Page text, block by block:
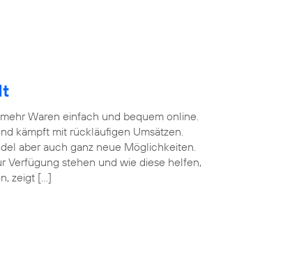
Waren einfach und bequem online.
kämpft mit rückläufigen Umsätzen.
aber auch ganz neue Möglichkeiten.
Verfügung stehen und wie diese helfen,
zeigt […]